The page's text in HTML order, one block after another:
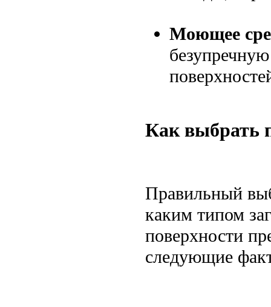
Моющее
Как выбрать
Правильный
каким типом
поверхности
следующие